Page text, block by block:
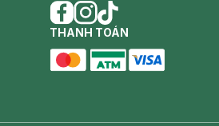
facebook
instagram
tiktok
THANH TOÁN